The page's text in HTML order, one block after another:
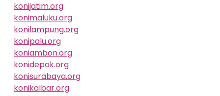
konijatim.org
konimaluku.org
konilampung.org
konipalu.org
koniambon.org
konidepok.org
konisurabaya.org
konikalbar.org